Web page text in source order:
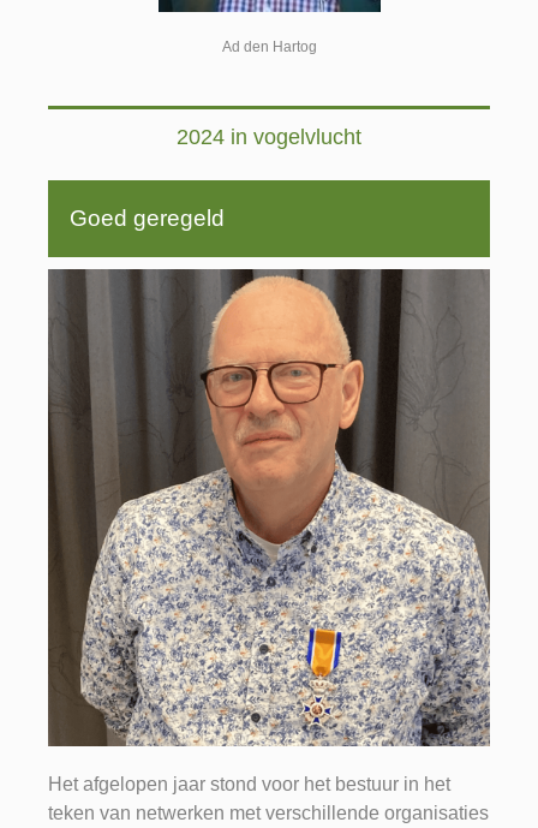
Ad den Hartog
2024 in vogelvlucht
Goed geregeld
Het afgelopen jaar stond voor het bestuur in het
teken van netwerken met verschillende organisaties